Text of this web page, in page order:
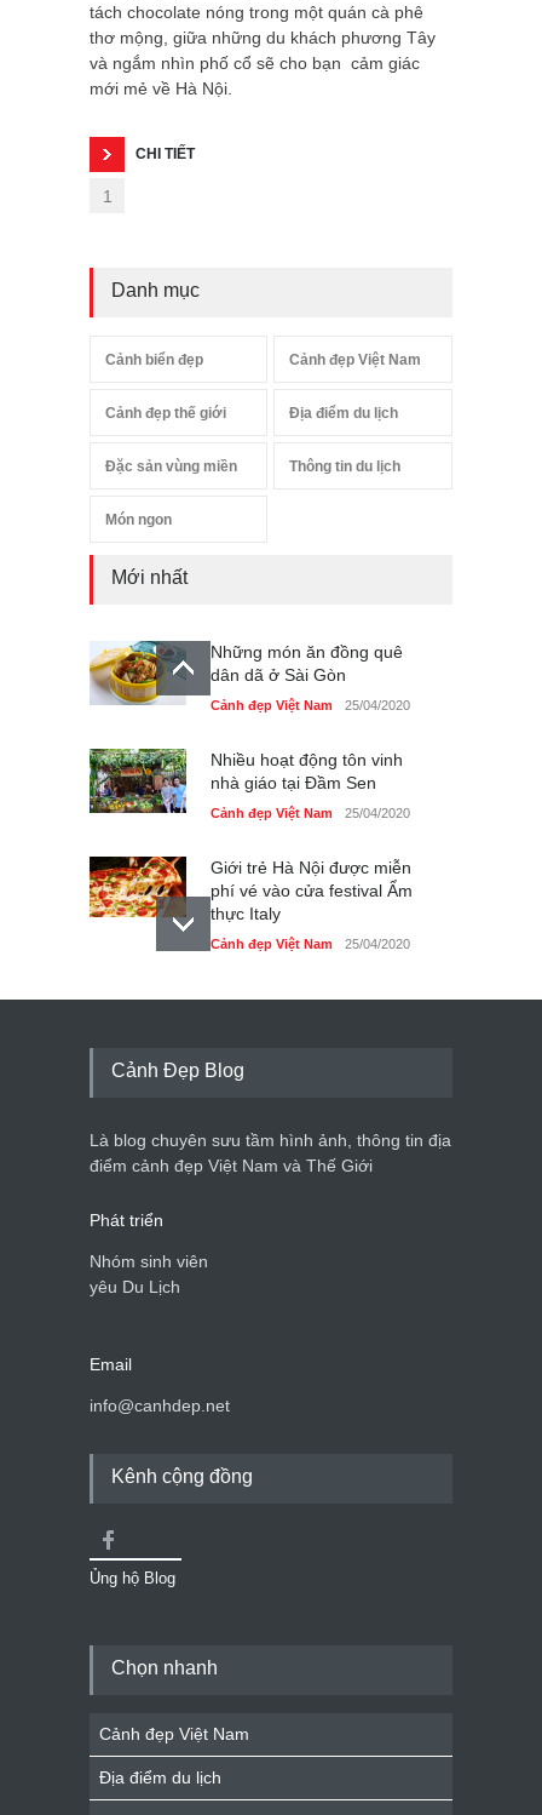
tách chocolate nóng trong một quán cà phê
thơ mộng, giữa những du khách phương Tây
và ngắm nhìn phố cổ sẽ cho bạn cảm giác
mới mẻ về Hà Nội.
CHI TIẾT
1
Danh mục
Cảnh biển đẹp Cảnh đẹp Việt Nam
Cảnh đẹp thế giới Địa điểm du lịch
Đặc sản vùng miền Thông tin du lịch
Món ngon
Mới nhất
Những món ăn đồng quê
dân dã ở Sài Gòn
Cảnh đẹp Việt Nam 25/04/2020
Nhiều hoạt động tôn vinh
nhà giáo tại Đầm Sen
Cảnh đẹp Việt Nam 25/04/2020
Giới trẻ Hà Nội được miễn
phí vé vào cửa festival Ẩm
thực Italy
Cảnh đẹp Việt Nam 25/04/2020
Tam giác mạch khoe sắc
du lịch quốc gia
Cảnh đẹp Việt Nam 24/04/2020
Cảnh Đẹp Blog
Là blog chuyên sưu tầm hình ảnh, thông tin địa
điểm cảnh đẹp Việt Nam và Thế Giới
Phát triển
Nhóm sinh viên
yêu Du Lịch
Email
info@canhdep.net
Kênh cộng đồng
Ủng hộ Blog
Chọn nhanh
Cảnh đẹp Việt Nam
Địa điểm du lịch